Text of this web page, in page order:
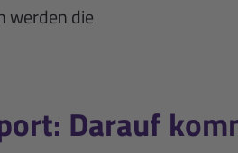
werden die
Darauf